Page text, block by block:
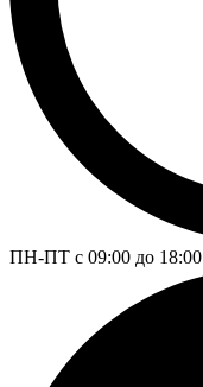
ПН-ПТ с 09:00 до 18:00